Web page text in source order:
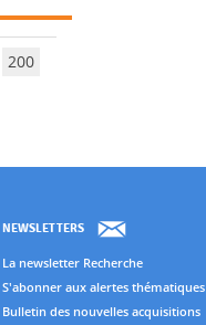
200
NEWSLETTERS
La newsletter Recherche
S'abonner aux alertes thématiques
Bulletin des nouvelles acquisitions